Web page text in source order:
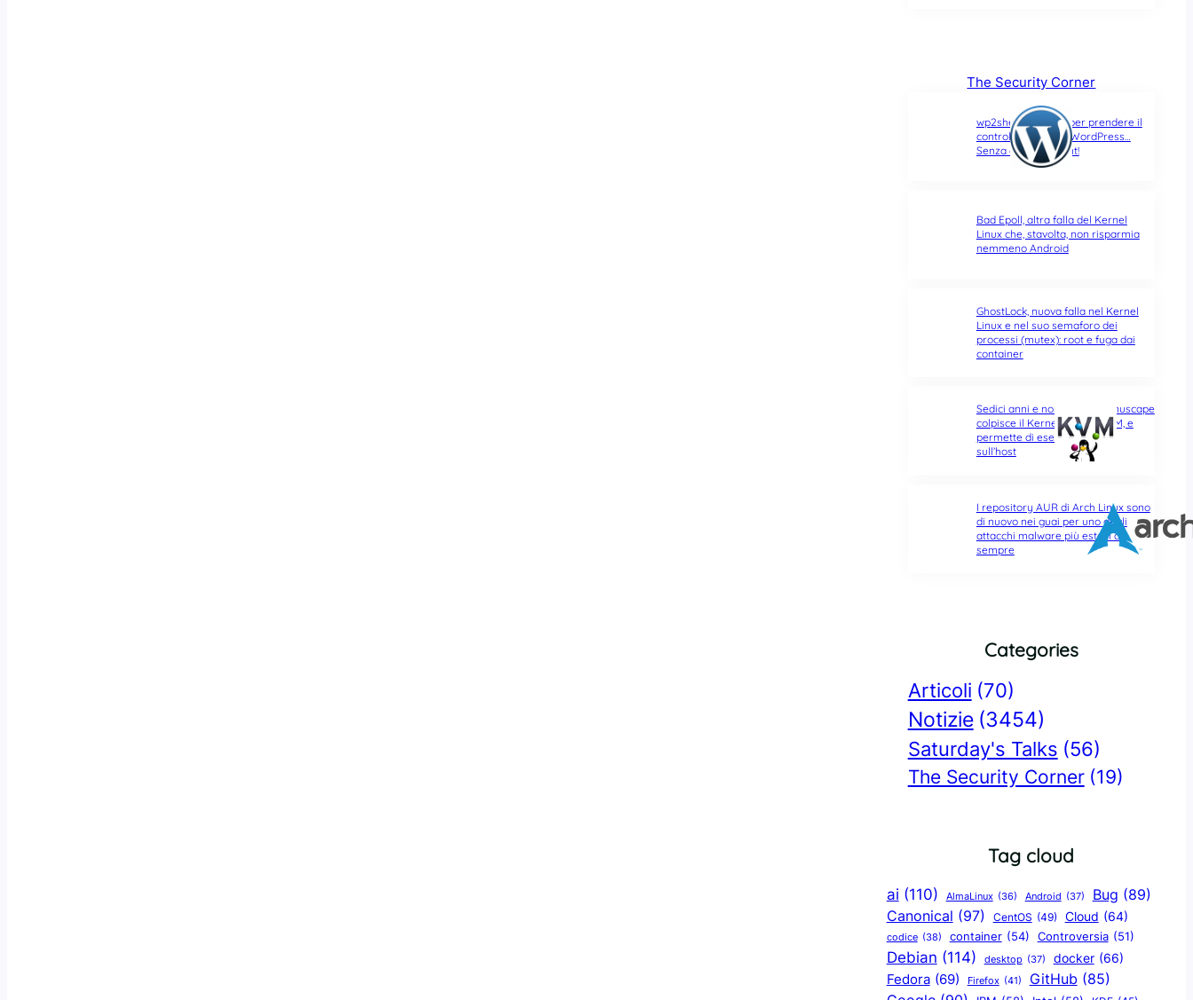
The Security Corner
wp2shell: due CVE per prendere il
controllo di un sito WordPress…
Senza alcun account!
Bad Epoll, altra falla del Kernel
Linux che, stavolta, non risparmia
nemmeno Android
GhostLock, nuova falla nel Kernel
Linux e nel suo semaforo dei
processi (mutex): root e fuga dai
container
Sedici anni e non sentirli: Januscape
colpisce il Kernel Linux e KVM, e
permette di eseguire codice
sull’host
I repository AUR di Arch Linux sono
di nuovo nei guai per uno degli
attacchi malware più estesi di
sempre
Categories
Articoli (70)
Notizie (3454)
Saturday's Talks (56)
The Security Corner (19)
Tag cloud
ai (110) AlmaLinux (36) Android (37) Bug (89)
Canonical (97) CentOS (49) Cloud (64)
codice (38) container (54) Controversia (51)
Debian (114) desktop (37) docker (66)
Fedora (69) Firefox (41) GitHub (85)